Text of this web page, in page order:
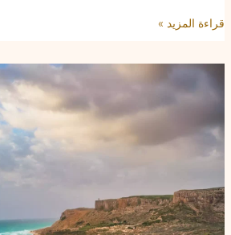
اكتشف
صلالة
قراءة المزيد »